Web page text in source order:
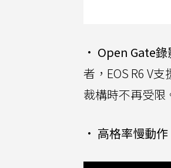
• Open Gate錄
者，EOS R6 V
裁構時不再受限
• 高格率慢動作